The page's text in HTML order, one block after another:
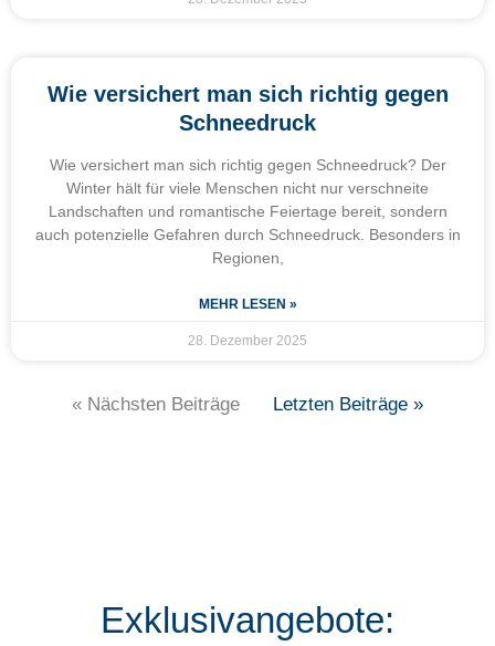
Wie versichert man sich richtig gegen
Schneedruck
Wie versichert man sich richtig gegen Schneedruck? Der
Winter hält für viele Menschen nicht nur verschneite
Landschaften und romantische Feiertage bereit, sondern
auch potenzielle Gefahren durch Schneedruck. Besonders in
Regionen,
MEHR LESEN »
28. Dezember 2025
« Nächsten Beiträge Letzten Beiträge »
Exklusivangebote: